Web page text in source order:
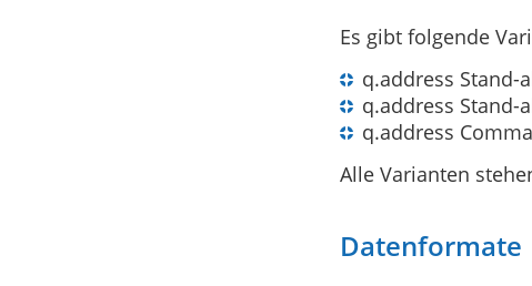
Es gibt folgende
q.address Stand-
q.address Stand-
q.address
Alle Varianten
Datenformate